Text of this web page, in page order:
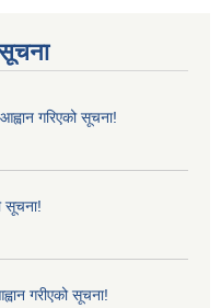
गरिएको सूचना!
सूचना!
गरीएको सूचना!